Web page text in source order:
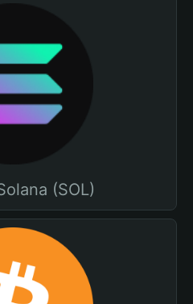
(SOL)